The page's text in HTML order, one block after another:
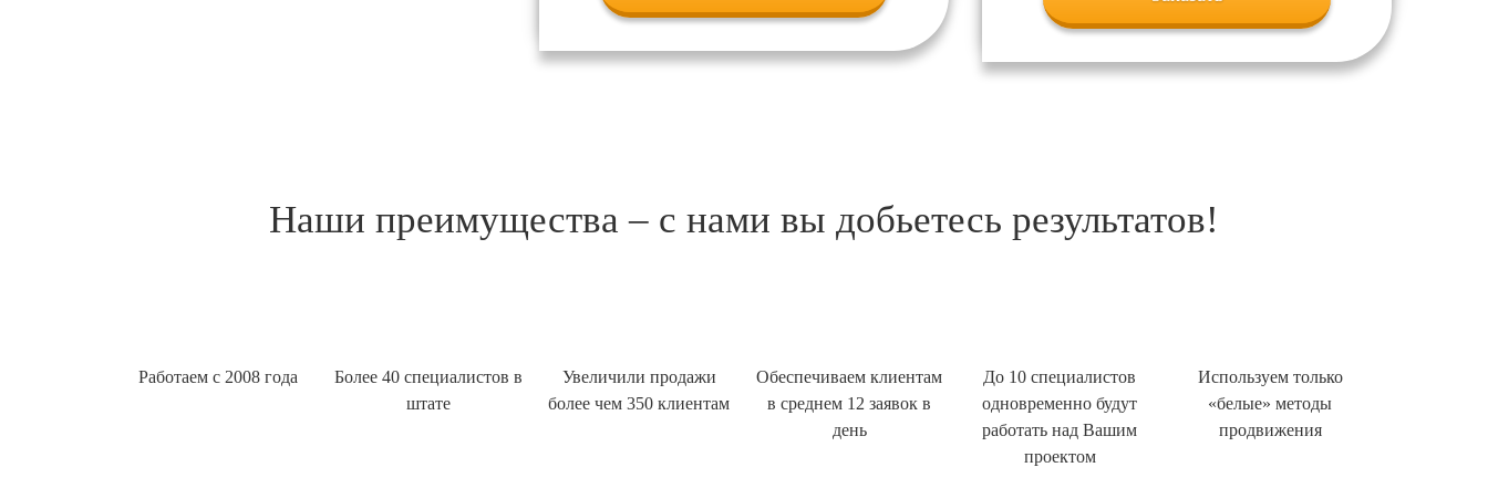
Наши преимущества – с нами вы добьетесь результатов!
Работаем с 2008 года
Более 40 специалистов в
штате
Увеличили продажи
более чем 350 клиентам
Обеспечиваем клиентам
в среднем 12 заявок в
день
До 10 специалистов
одновременно будут
работать над Вашим
проектом
Используем только
«белые» методы
продвижения